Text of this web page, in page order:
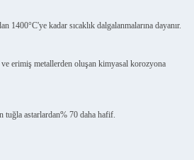
1400°C'ye kadar sıcaklık dalgalanmalarına dayanır.
erimiş metallerden oluşan kimyasal korozyona
tuğla astarlardan% 70 daha hafif.